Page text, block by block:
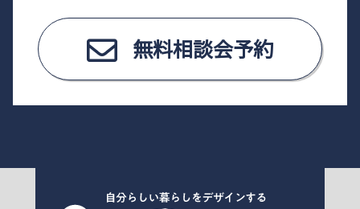
無料相談会予約